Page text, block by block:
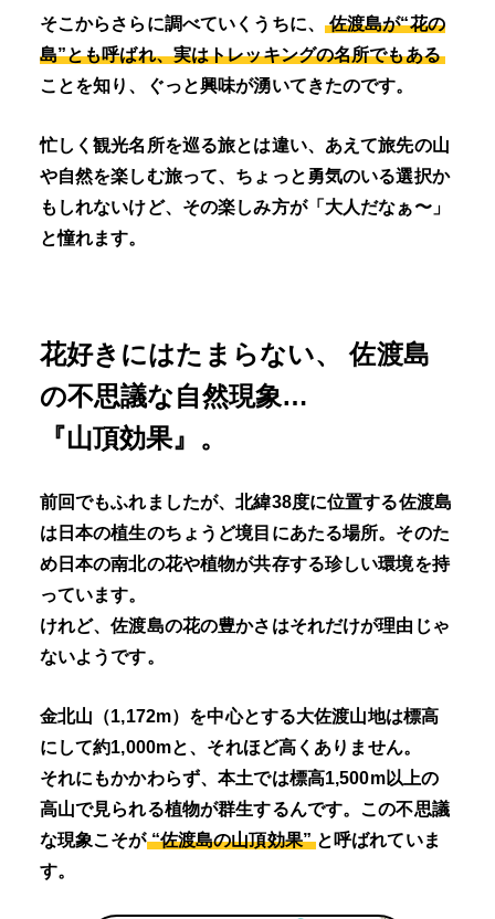
そこからさらに調べていくうちに、
佐渡島が“花の
島”とも呼ばれ、実はトレッキングの名所でもある
ことを知り、ぐっと興味が湧いてきたのです。
忙しく観光名所を巡る旅とは違い、あえて旅先の山
や自然を楽しむ旅って、ちょっと勇気のいる選択か
もしれないけど、その楽しみ方が「大人だなぁ〜」
と憧れます。
花好きにはたまらない、 佐渡島
の不思議な自然現象…
『山頂効果』。
前回でもふれましたが、北緯38度に位置する佐渡島
は日本の植生のちょうど境目にあたる場所。そのた
め日本の南北の花や植物が共存する珍しい環境を持
っています。
けれど、佐渡島の花の豊かさはそれだけが理由じゃ
ないようです。
金北山（1,172m）を中心とする大佐渡山地は標高
にして約1,000mと、それほど高くありません。
それにもかかわらず、本土では標高1,500m以上の
高山で見られる植物が群生するんです。この不思議
な現象こそが “佐渡島の山頂効果” と呼ばれていま
す。